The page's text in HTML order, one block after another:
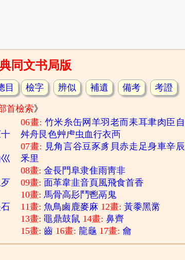
同文书局版
目 檢字 辨似 補遺 備考 考證
首檢索》
十
巛
歹
石
06畫: 竹米 糸缶网 羊羽老而耒耳聿肉臣 自
舛舟艮色艸虍虫血行衣襾
07畫: 見角言谷豆豕豸 貝赤走 足身車辛辰
釆里
08畫:金長門阜隶隹雨靑非
09畫: 面革韋韭音頁風飛食首香
10畫:馬骨高髟 鬥鬯鬲 鬼
11畫:魚鳥鹵鹿麥麻 12畫:黃黍黑黹
13畫:黽鼎鼓鼠 14畫:鼻齊
15畫:齒 16畫:龍龜 17畫:龠